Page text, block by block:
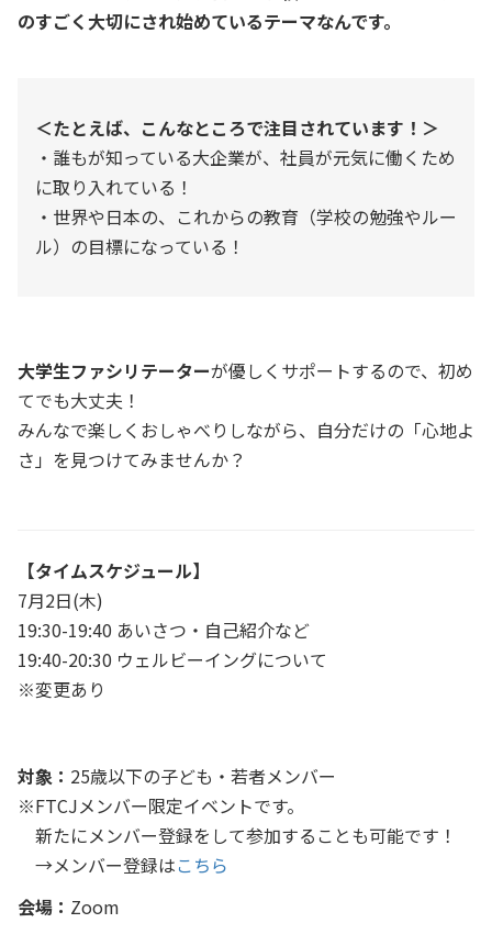
のすごく大切にされ始めているテーマなんです。
＜たとえば、こんなところで注目されています！＞
・誰もが知っている大企業が、社員が元気に働くため
に取り入れている！
・世界や日本の、これからの教育（学校の勉強やルー
ル）の目標になっている！
大学生ファシリテーターが優しくサポートするので、初め
てでも大丈夫！
みんなで楽しくおしゃべりしながら、自分だけの「心地よ
さ」を見つけてみませんか？
【タイムスケジュール】
7月2日(木)
19:30-19:40 あいさつ・自己紹介など
19:40-20:30 ウェルビーイングについて
※変更あり
対象： 25歳以下の子ども・若者メンバー
※FTCJメンバー限定イベントです。
新たにメンバー登録をして参加することも可能です！
→メンバー登録はこちら
会場： Zoom